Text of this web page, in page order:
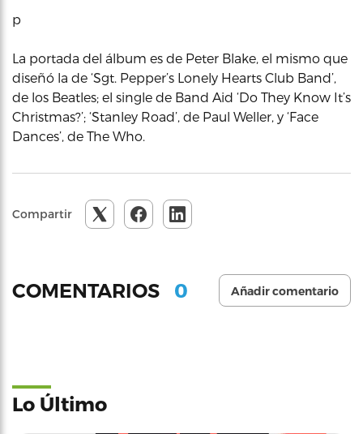
p
La portada del álbum es de Peter Blake, el mismo que
diseñó la de ‘Sgt. Pepper’s Lonely Hearts Club Band’,
de los Beatles; el single de Band Aid ‘Do They Know It’s
Christmas?’; ‘Stanley Road’, de Paul Weller, y ‘Face
Dances’, de The Who.
Compartir
COMENTARIOS 0 Añadir comentario
Lo Último